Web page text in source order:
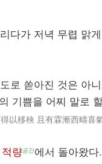
다가 저녁 무렵 맑
로 쏟아진 것은 아
의 기쁨을 어찌 말로
以移秧 且有霖漸西疇喜
적량공간에서 돌아왔다.